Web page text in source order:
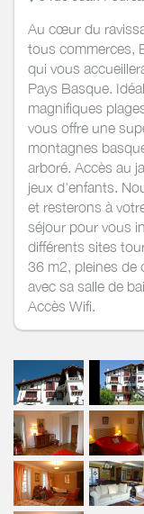
Au cœur du
tous commerces,
qui vous
Pays Basque.
magnifiques
vous offre une
montagnes
arboré. Accès au
jeux d'enfants.
et resterons à
séjour pour vous
différents sites
36 m2, pleines de
avec sa salle de
Accès Wifi.